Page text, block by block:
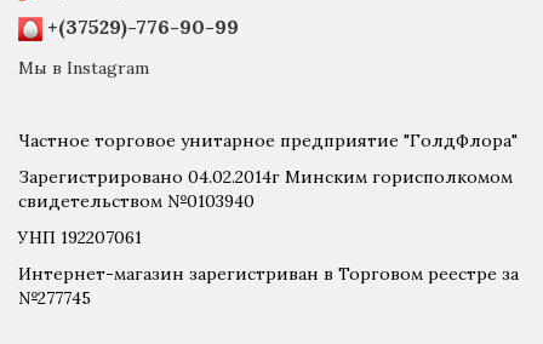
+(37529)-776-90-99
Мы в Instagram
Частное торговое унитарное предприятие "ГолдФлора"
Зарегистрировано 04.02.2014г Минским горисполкомом
свидетельством №0103940
УНП 192207061
Интернет-магазин зарегистриван в Торговом реестре за
№277745